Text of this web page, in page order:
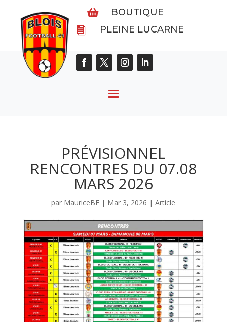
 BOUTIQUE
 PLEINE LUCARNE
PRÉVISIONNEL
RENCONTRES DU 07.08
MARS 2026
par MauriceBF | Mar 3, 2026 |Article